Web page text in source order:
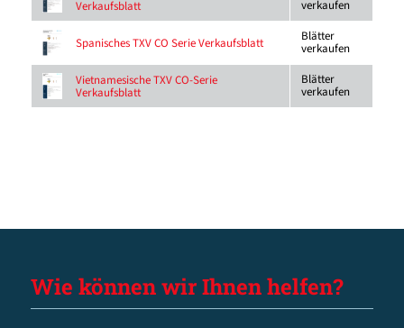
Verkaufsblatt verkaufen
Spanisches TXV CO Serie Verkaufsblatt Blätter
verkaufen
Vietnamesische TXV CO-Serie
Verkaufsblatt
Blätter
verkaufen
Wie können wir Ihnen helfen?